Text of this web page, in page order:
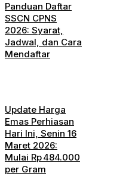
Panduan Daftar
SSCN CPNS
2026: Syarat,
Jadwal, dan Cara
Mendaftar
Update Harga
Emas Perhiasan
Hari Ini, Senin 16
Maret 2026:
Mulai Rp 484.000
per Gram